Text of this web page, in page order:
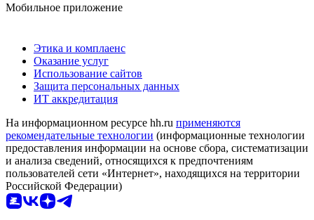
Мобильное приложение
Этика и комплаенс
Оказание услуг
Использование сайтов
Защита персональных данных
ИТ аккредитация
На информационном ресурсе hh.ru применяются
рекомендательные технологии (информационные технологии
предоставления информации на основе сбора, систематизации
и анализа сведений, относящихся к предпочтениям
пользователей сети «Интернет», находящихся на территории
Российской Федерации)